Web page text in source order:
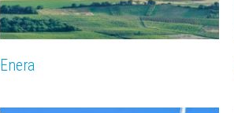
Enera